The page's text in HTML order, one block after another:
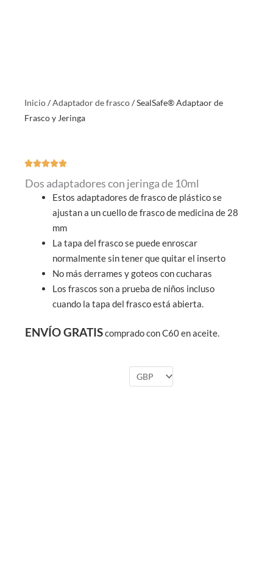
Inicio/Adaptador de frasco/ SealSafe® Adaptaor de
Frasco y Jeringa

con
5
de
5
Dos adaptadores con jeringa de 10ml
Estos adaptadores de frasco de plástico se
ajustan a un cuello de frasco de medicina de 28
mm
La tapa del frasco se puede enroscar
normalmente sin tener que quitar el inserto
No más derrames y goteos con cucharas
Los frascos son a prueba de niños incluso
cuando la tapa del frasco está abierta.
ENVÍO GRATIScomprado con C60 en aceite.